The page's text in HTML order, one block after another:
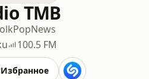
TMB
PopNews
100.5 FM
Избранное